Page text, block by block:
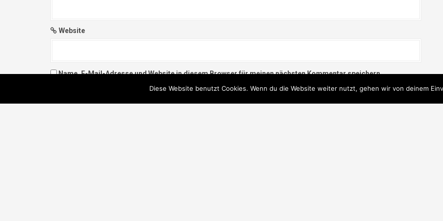
Website
Name, E-Mail-Adresse und Website in diesem Browser für meinen nächsten Kommentar speichern.
Diese Website benutzt Cookies. Wenn du die Website weiter nutzt, gehen wir von deinem